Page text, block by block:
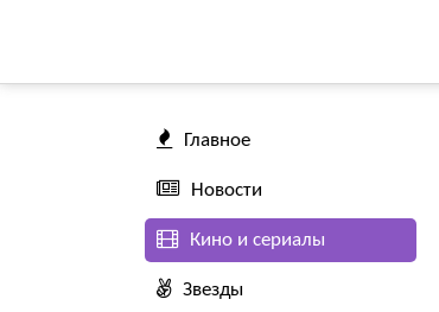
Главное
Новости
Кино и сериалы
Звезды